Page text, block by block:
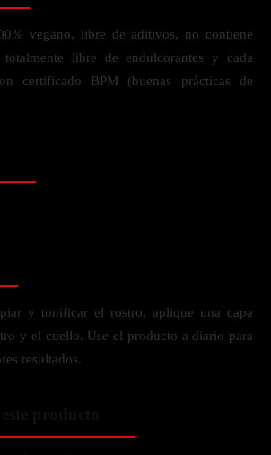
vegano, libre de aditivos, no contiene
libre de endulcorantes y cada
certificado BPM (buenas prácticas de
y tonificar el rostro, aplique una capa
y el cuello. Use el producto a diario para
resultados.